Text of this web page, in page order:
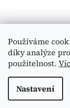
Používáme
díky analýze
použitelnost.
Nastavení